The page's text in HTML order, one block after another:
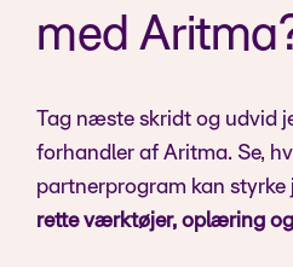
med
Tag næste skridt og udvid
forhandler af Aritma. Se,
partnerprogram kan styrke
rette værktøjer, oplæring